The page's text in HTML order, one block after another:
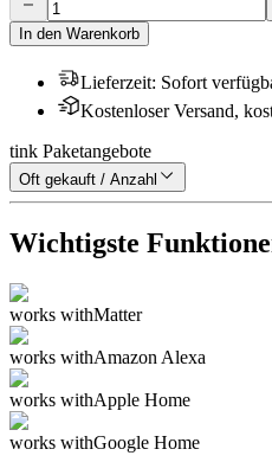
In den Warenkorb
Lieferzeit: Sofort
Kostenloser Versand,
tink Paketangebote
Oft gekauft / Anzahl
Wichtigste
works withMatter
works withAmazon Alexa
works withApple Home
works withGoogle Home